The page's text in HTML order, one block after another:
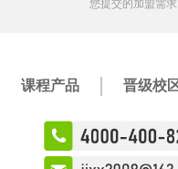
您提交的加盟需
课程产品 晋级校